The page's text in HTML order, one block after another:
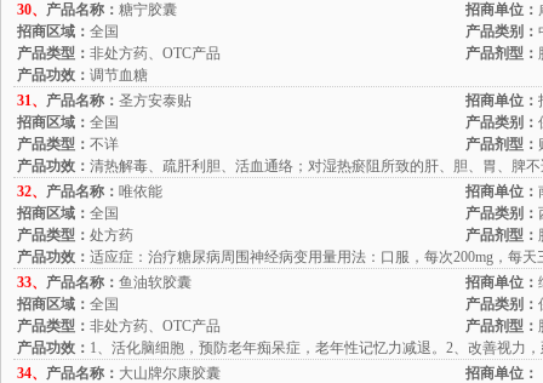
30、 产品名称： 糖宁胶囊 招商单位：
招商区域： 全国 产品类别：
产品类型： 非处方药、OTC产品 产品剂型：
产品功效： 调节血糖
31、 产品名称： 圣方安泰贴 招商单位：
招商区域： 全国 产品类别：
产品类型： 不详 产品剂型：
产品功效： 清热解毒、疏肝利胆、活血通络；对湿热瘀阻所致的肝、胆、胃、脾
32、 产品名称： 唯依能 招商单位：
招商区域： 全国 产品类别：
产品类型： 处方药 产品剂型：
产品功效： 适应症：治疗糖尿病周围神经病变用量用法：口服，每次200mg，每天
33、 产品名称： 鱼油软胶囊 招商单位：
招商区域： 全国 产品类别：
产品类型： 非处方药、OTC产品 产品剂型：
产品功效： 1、活化脑细胞，预防老年痴呆症，老年性记忆力减退。2、改善视力
34、 产品名称： 大山牌尔康胶囊
招商单位：